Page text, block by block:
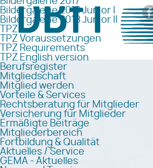
Bildergalerie 2018 Junior I
Bildergalerie 2018 Junior II
TPZ
TPZ Voraussetzungen
TPZ Requirements
TPZ English version
Berufsregister
Mitgliedschaft
Mitglied werden
Vorteile & Services
Rechtsberatung für Mitglieder
Versicherung für Mitglieder
Ermäßigte Beiträge
Mitgliederbereich
Fortbildung & Qualität
Aktuelles / Service
GEMA - Aktuelles